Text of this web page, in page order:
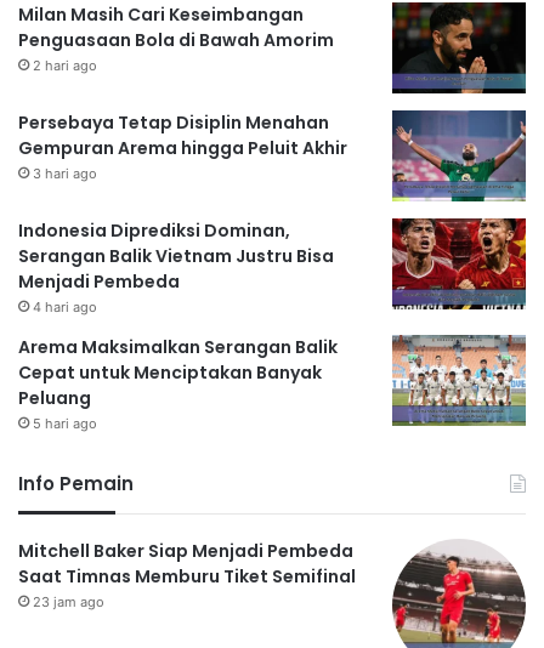
Milan Masih Cari Keseimbangan
Penguasaan Bola di Bawah Amorim
2 hari ago
Persebaya Tetap Disiplin Menahan
Gempuran Arema hingga Peluit Akhir
3 hari ago
Indonesia Diprediksi Dominan,
Serangan Balik Vietnam Justru Bisa
Menjadi Pembeda
4 hari ago
Arema Maksimalkan Serangan Balik
Cepat untuk Menciptakan Banyak
Peluang
5 hari ago
Info Pemain
Mitchell Baker Siap Menjadi Pembeda
Saat Timnas Memburu Tiket Semifinal
23 jam ago